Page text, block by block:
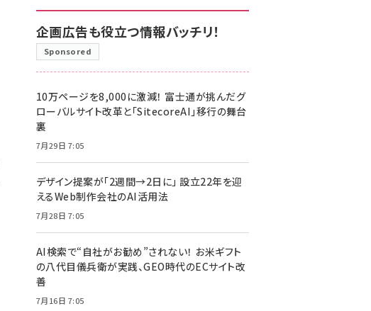
企画広告も役立つ情報バッチリ！
Sponsored
10万ページを8,000に激減！ 富士通が挑んだグ
ローバルサイト改革と「SitecoreAI」移行の舞台
裏
7月29日 7:05
デザイン提案が「2週間→2日に」 設立22年を迎
えるWeb制作会社のAI活用法
7月28日 7:05
AI検索で“自社がお勧め”されない！ お米ギフト
の八代目儀兵衛が実践、GEO時代のECサイト改
善
7月16日 7:05